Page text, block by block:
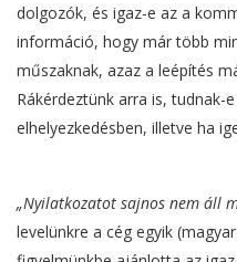
dolgozók, és igaz-e az a
információ, hogy már több
műszaknak, azaz a leépítés
Rákérdeztünk arra is, tudnak-
elhelyezkedésben, illetve ha
„Nyilatkozatot sajnos nem áll
levelünkre a cég egyik